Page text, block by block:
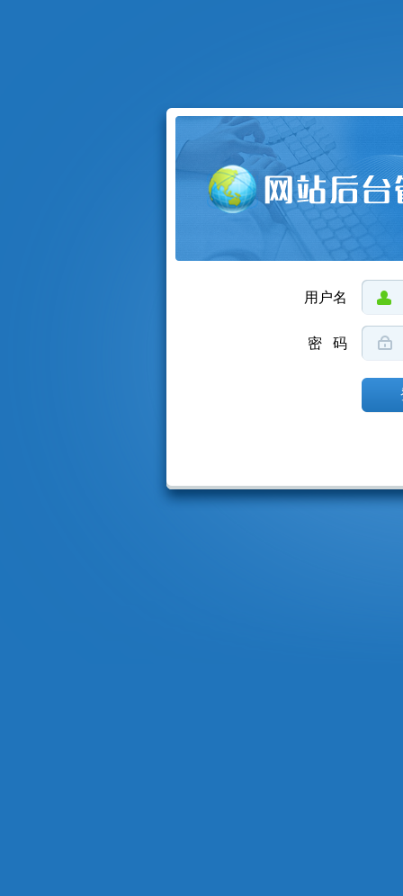
用户名
密 码